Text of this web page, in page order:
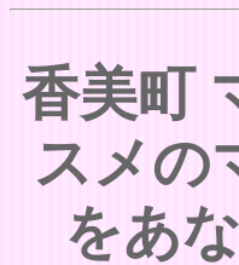
香美町
スメの
をあ